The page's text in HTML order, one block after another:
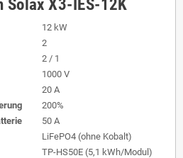
Solax X3-IES-12K
12 kW
2
2 / 1
1000 V
20 A
200%
50 A
LiFePO4 (ohne Kobalt)
TP-HS50E (5,1 kWh/Modul)